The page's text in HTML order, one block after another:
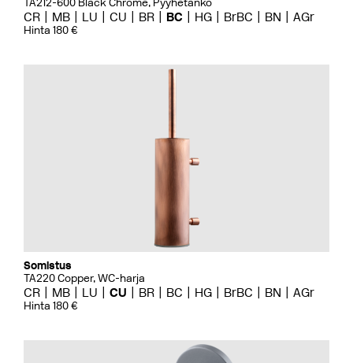
TA212-600 Black Chrome, Pyyhetanko
CR MB LU CU BR BC HG BrBC BN AGr
Hinta 180 €
Somistus
TA220 Copper, WC-harja
CR MB LU CU BR BC HG BrBC BN AGr
Hinta 180 €